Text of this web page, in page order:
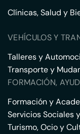
Clínicas, Salud y
VEHÍCULOS Y
Talleres y
Transporte y
FORMACIÓN,
Formación y
Servicios Sociales
Turismo, Ocio y